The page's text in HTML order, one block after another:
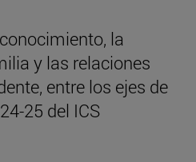
la
y las relaciones
entre los ejes de
25 del ICS